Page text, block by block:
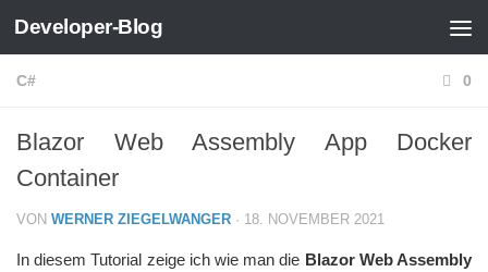
Zum Inhalt springen
Developer-Blog
C# 0
Blazor Web Assembly App Docker
Container
VON WERNER ZIEGELWANGER · 18. NOVEMBER 2021
In diesem Tutorial zeige ich wie man die Blazor Web Assembly